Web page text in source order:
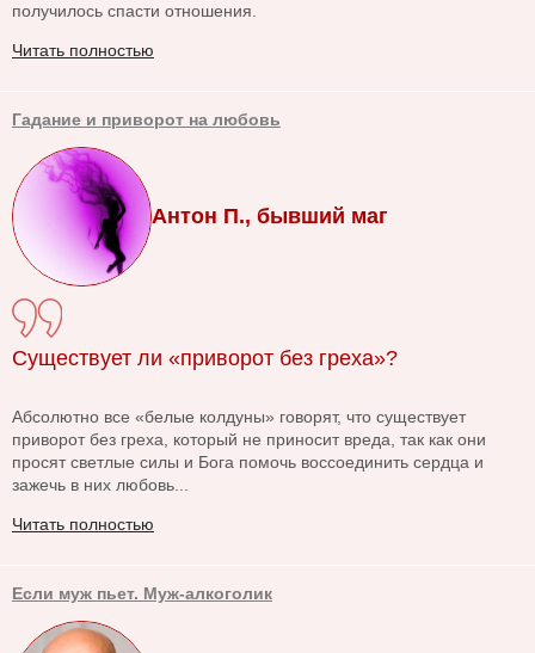
получилось спасти отношения.
Читать полностью
Гадание и приворот на любовь
Антон П., бывший маг
Существует ли «приворот без греха»?
Абсолютно все «белые колдуны» говорят, что существует
приворот без греха, который не приносит вреда, так как они
просят светлые силы и Бога помочь воссоединить сердца и
зажечь в них любовь...
Читать полностью
Если муж пьет. Муж-алкоголик